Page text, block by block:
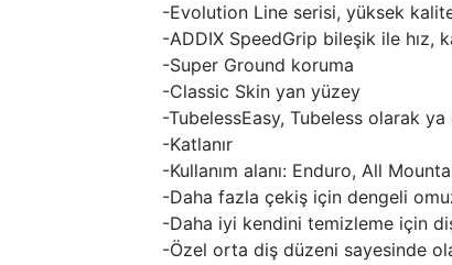
-Evolution Line serisi, yüksek
-ADDIX SpeedGrip bileşik ile hız,
-Super Ground koruma
-Classic Skin yan yüzey
-TubelessEasy, Tubeless olarak
-Katlanır
-Kullanım alanı: Enduro, All
-Daha fazla çekiş için dengeli
-Daha iyi kendini temizleme için
-Özel orta diş düzeni sayesinde